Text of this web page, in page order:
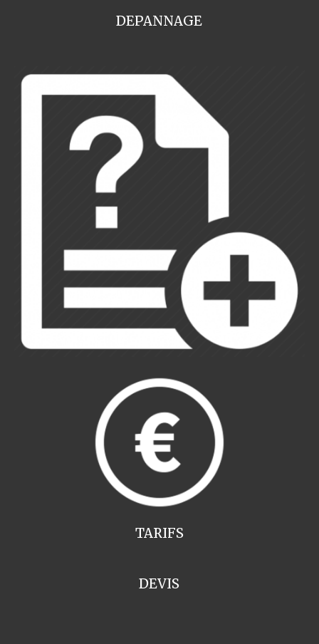
DEPANNAGE
TARIFS
DEVIS